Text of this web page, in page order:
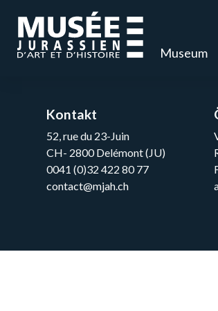
Museum
Kontakt
52, rue du 23-Juin
CH- 2800 Delémont (JU)
0041 (0)32 422 80 77
contact@mjah.ch